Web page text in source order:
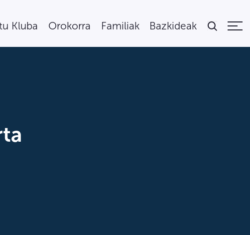
Kluba Orokorra Familiak Bazkideak